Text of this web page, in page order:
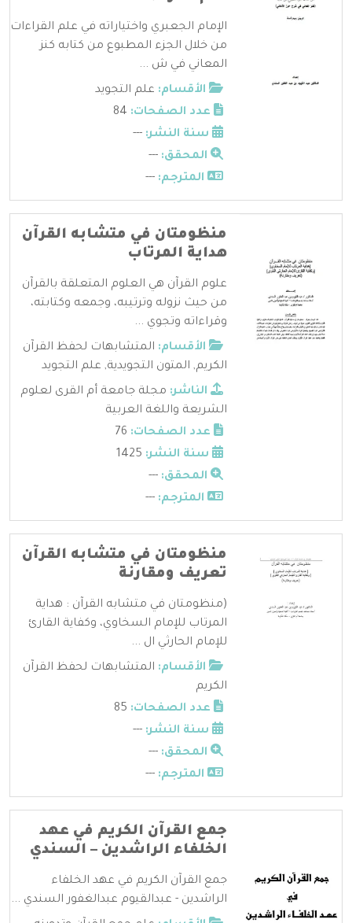
الإمام الجعبري واختياراته في علم القراءات
من خلال الجزء المطبوع من كتابه كنز
المعاني في ش ...
الأقسام: علم التجويد
عدد الصفحات:
سنة النشر: ---
المحقق: ---
المترجم: ---
منظومتان في متشابه القرآن
هداية المرتاب
علوم القرآن هي العلوم المتعلقة بالقرآن
من حيث نزوله وترتيبه، وجمعه وكتابته،
وقراءاته وتجوي ...
الأقسام: المتشابهات لحفظ القرآن
الكريم, المتون التجويدية, علم التجويد
الناشر: مجلة جامعة أم القرى لعلوم
الشريعة واللغة العربية
عدد الصفحات:
سنة النشر:
المحقق: ---
المترجم: ---
منظومتان في متشابه القرآن
تعريف ومقارنة
(منظومتان في متشابه القرآن : هداية
المرتاب للإمام السخاوي، وكفاية القارئ
للإمام الحارثي ال ...
الأقسام: المتشابهات لحفظ القرآن
الكريم
عدد الصفحات:
سنة النشر: ---
المحقق: ---
المترجم: ---
جمع القرآن الكريم في عهد
الخلفاء الراشدين – السندي
جمع القرآن الكريم في عهد الخلفاء
الراشدين - عبدالقيوم عبدالغفور السندي ...